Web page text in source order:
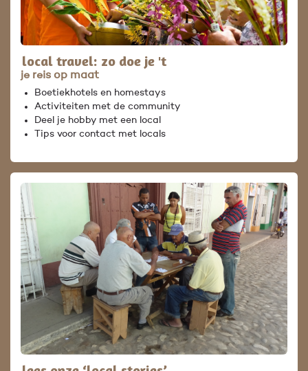
local travel: zo doe je 't
je reis op maat
Boetiekhotels en homestays
Activiteiten met de community
Deel je hobby met een local
Tips voor contact met locals